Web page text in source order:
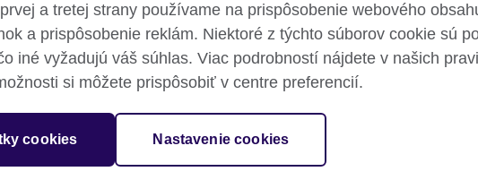
Ochrana súkromia a podmienky používania stránky Cookies Mapa
a tretej strany používame na prispôsobenie webového
a prispôsobenie reklám. Niektoré z týchto súborov cookie sú
iné vyžadujú váš súhlas. Viac podrobností nájdete v našich
si môžete prispôsobiť v centre preferencií.
cookies Nastavenie cookies